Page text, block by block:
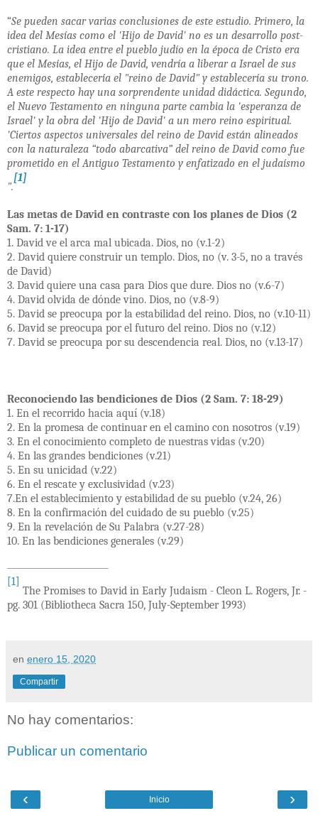
“Se pueden sacar varias conclusiones de este estudio. Primero, la
idea del Mesías como el 'Hijo de David' no es un desarrollo post-
cristiano. La idea entre el pueblo judío en la época de Cristo era
que el Mesías, el Hijo de David, vendría a liberar a Israel de sus
enemigos, establecería el "reino de David" y establecería su trono.
A este respecto hay una sorprendente unidad didáctica. Segundo,
el Nuevo Testamento en ninguna parte cambia la 'esperanza de
Israel' y la obra del 'Hijo de David' a un mero reino espiritual.
'Ciertos aspectos universales del reino de David están alineados
con la naturaleza “todo abarcativa” del reino de David como fue
prometido en el Antiguo Testamento y enfatizado en el judaísmo
".
[1]
Las metas de David en contraste con los planes de Dios (2
Sam. 7: 1-17)
1. David ve el arca mal ubicada. Dios, no (v.1-2)
2. David quiere construir un templo. Dios, no (v. 3-5, no a través
de David)
3. David quiere una casa para Dios que dure. Dios no (v.6-7)
4. David olvida de dónde vino. Dios, no (v.8-9)
5. David se preocupa por la estabilidad del reino. Dios, no (v.10-11)
6. David se preocupa por el futuro del reino. Dios no (v.12)
7. David se preocupa por su descendencia real. Dios, no (v.13-17)
Reconociendo las bendiciones de Dios (2 Sam. 7: 18-29)
1. En el recorrido hacia aquí (v.18)
2. En la promesa de continuar en el camino con nosotros (v.19)
3. En el conocimiento completo de nuestras vidas (v.20)
4. En las grandes bendiciones (v.21)
5. En su unicidad (v.22)
6. En el rescate y exclusividad (v.23)
7.En el establecimiento y estabilidad de su pueblo (v.24, 26)
8. En la confirmación del cuidado de su pueblo (v.25)
9. En la revelación de Su Palabra (v.27-28)
10. En las bendiciones generales (v.29)
[1]
The Promises to David in Early Judaism - Cleon L. Rogers, Jr. -
pg. 301 (Bibliotheca Sacra 150, July-September 1993)
en enero 15, 2020
Compartir
No hay comentarios:
Publicar un comentario
‹ ›
Inicio